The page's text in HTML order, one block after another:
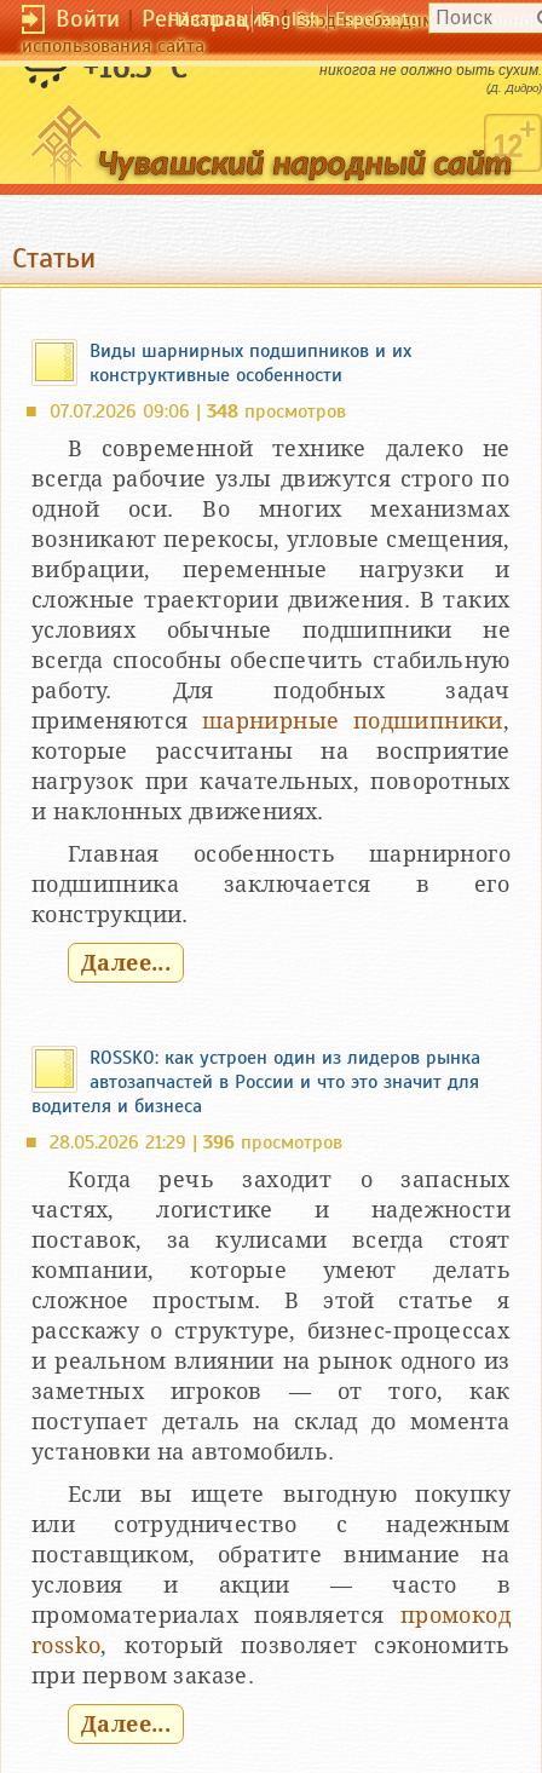
Войти|Регистрация|Вход необходим для
использования сайта
Чӑвашла English Esperanto
+16.3 °C
Иногда природа суха, но искусство
никогда не должно быть сухим.
(Д. Дидро)
Статьи
Виды шарнирных подшипников и их
конструктивные особенности
■ 07.07.2026 09:06 | 348 просмотров
В современной технике далеко не
всегда рабочие узлы движутся строго по
одной оси. Во многих механизмах
возникают перекосы, угловые смещения,
вибрации, переменные нагрузки и
сложные траектории движения. В таких
условиях обычные подшипники не
всегда способны обеспечить стабильную
работу. Для подобных задач
применяются шарнирные подшипники,
которые рассчитаны на восприятие
нагрузок при качательных, поворотных
и наклонных движениях.
Главная особенность шарнирного
подшипника заключается в его
конструкции.
Далее...
ROSSKO: как устроен один из лидеров рынка
автозапчастей в России и что это значит для
водителя и бизнеса
■ 28.05.2026 21:29 | 396 просмотров
Когда речь заходит о запасных
частях, логистике и надежности
поставок, за кулисами всегда стоят
компании, которые умеют делать
сложное простым. В этой статье я
расскажу о структуре, бизнес-процессах
и реальном влиянии на рынок одного из
заметных игроков — от того, как
поступает деталь на склад до момента
установки на автомобиль.
Если вы ищете выгодную покупку
или сотрудничество с надежным
поставщиком, обратите внимание на
условия и акции — часто в
промоматериалах появляется промокод
rossko, который позволяет сэкономить
при первом заказе.
Далее...